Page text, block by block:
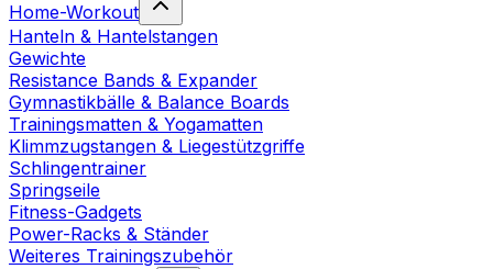
Home-Workout
Hanteln & Hantelstangen
Gewichte
Resistance Bands & Expander
Gymnastikbälle & Balance Boards
Trainingsmatten & Yogamatten
Klimmzugstangen & Liegestützgriffe
Schlingentrainer
Springseile
Fitness-Gadgets
Power-Racks & Ständer
Weiteres Trainingszubehör